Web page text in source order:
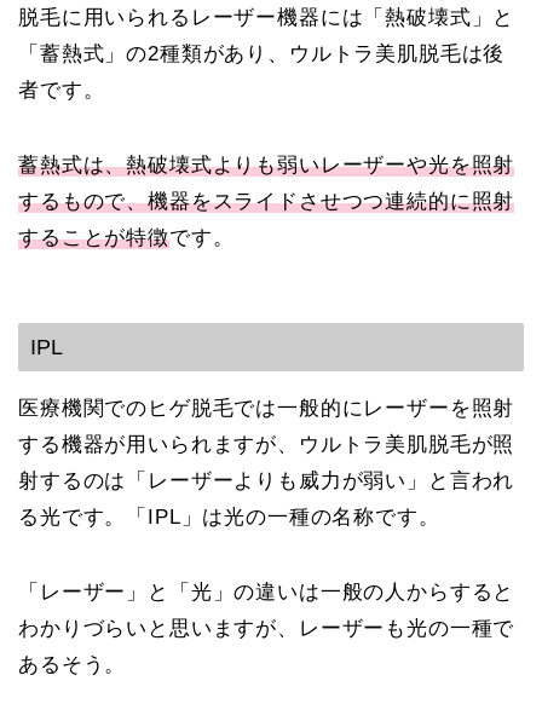
脱毛に用いられるレーザー機器には「熱破壊式」と
「蓄熱式」の2種類があり、ウルトラ美肌脱毛は後
者です。
蓄熱式は、熱破壊式よりも弱いレーザーや光を照射
するもので、機器をスライドさせつつ連続的に照射
することが特徴です。
IPL
医療機関でのヒゲ脱毛では一般的にレーザーを照射
する機器が用いられますが、ウルトラ美肌脱毛が照
射するのは「レーザーよりも威力が弱い」と言われ
る光です。「IPL」は光の一種の名称です。
「レーザー」と「光」の違いは一般の人からすると
わかりづらいと思いますが、レーザーも光の一種で
あるそう。